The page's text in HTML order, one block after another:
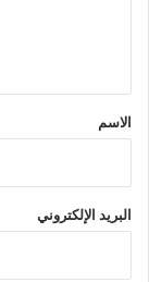
*
الاسم
البريد الإلكتروني